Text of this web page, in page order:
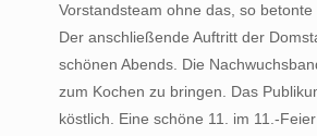
Vorstandsteam ohne das, so
Der anschließende Auftritt der
schönen Abends. Die
zum Kochen zu bringen. Das
köstlich. Eine schöne 11. im 11.-